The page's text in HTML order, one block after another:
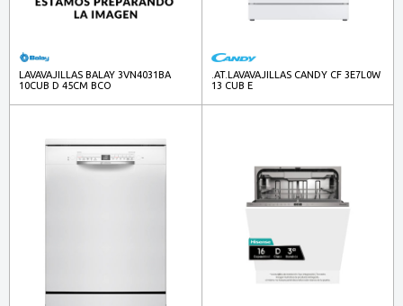
LAVAVAJILLAS BALAY 3VN4031BA
10CUB D 45CM BCO
.AT.LAVAVAJILLAS CANDY CF 3E7L0W
13 CUB E